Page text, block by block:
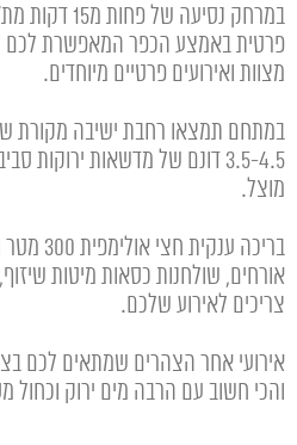
במרחק נסיעה
פרטית באמצע הכפר המאפשרת לכם
מצוות ואירועים פרטיים מיוחדים.
3.5-4.5 דונם של מדשאות
מוצל.
אורחים, שולחנות כסאות מיטות
צריכים לאירוע שלכם.
אירועי אחר הצהרים שמתאים לכם
והכי חשוב עם הרבה מים ירוק וכחול